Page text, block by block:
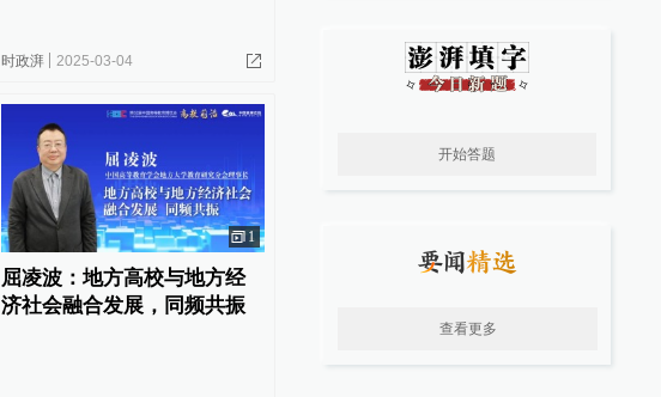
时政湃 2025-03-04
1
屈凌波：地方高校与地方经
济社会融合发展，同频共振
开始答题
查看更多